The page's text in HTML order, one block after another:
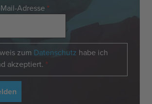
Adresse *
zum Datenschutz habe ich
akzeptiert. *